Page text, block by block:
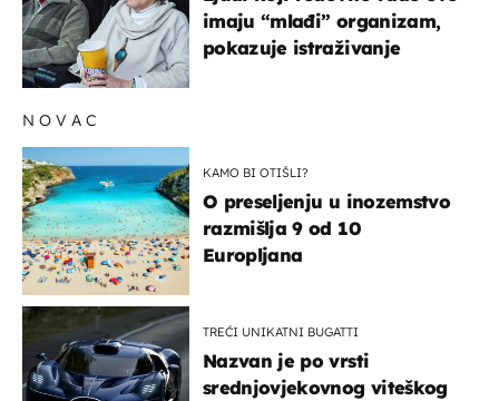
imaju “mlađi” organizam,
pokazuje istraživanje
NOVAC
KAMO BI OTIŠLI?
O preseljenju u inozemstvo
razmišlja 9 od 10
Europljana
TREĆI UNIKATNI BUGATTI
Nazvan je po vrsti
srednjovjekovnog viteškog